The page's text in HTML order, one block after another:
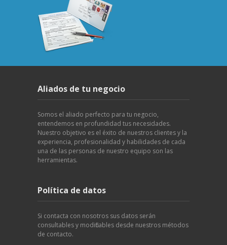
Aliados de tu negocio
Somos el aliado perfecto para tu negocio,
entendemos en profundidad tus necesidades.
Nuestro objetivo es el éxito de nuestros clientes y la
experiencia, profesionalidad y habilidades de cada
una de las personas de nuestro equipo son las
herramientas.
Política de datos
Si contacta con nosotros sus datos serán
consultables y modificables desde nuestros métodos
de contacto.